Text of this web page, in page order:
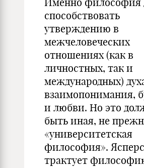
способствовать
утверждению в
межчеловеческих
отношениях (как в
личностных, так и
международных)
взаимопонимания,
и любви. Но это
быть иная, не
«университетская
философия». Ясперс
трактует